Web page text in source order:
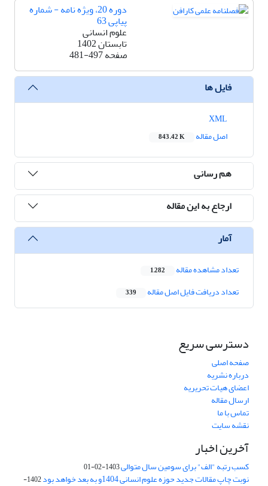
دوره 20، ویژه نامه - شماره
پیاپی 63
علوم انسانی
تابستان 1402
صفحه481-497
فایل ها
اصل مقاله
843.42 K
هم رسانی
ارجاع به این مقاله
آمار
تعداد مشاهده مقاله 1,282
تعداد دریافت فایل اصل مقاله 339
دسترسی سریع
صفحه اصلی
درباره نشریه
اعضای هیات تحریریه
ارسال مقاله
تماس با ما
نقشه سایت
آخرین اخبار
کسب رتبه "الف" برای سومین سال متوالی1403-02-01
نوبت چاپ مقالات جدید حوزه علوم انسانی 1404و به بعد خواهد بود
1402-